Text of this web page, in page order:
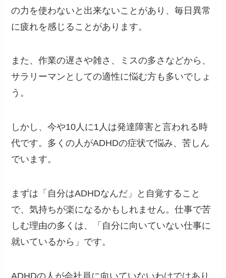
の力を使わないと出来ないことがあり、毎日異常
に疲れを感じることがあります。
また、作業の遅さや雑さ、ミスの多さなどから、
サラリーマンとしての適性に悩む方も多いでしょ
う。
しかし、今や10人に1人は発達障害と言われる時
代です。多くの人がADHDの症状で悩み、苦しん
でいます。
まずは「自分はADHDなんだ」と自覚すること
で、気持ちが楽になるかもしれません。仕事で苦
しむ理由の多くは、「自分に向いていない仕事に
就いているから」です。
ADHDの人が会社員に向いていないわけではあり